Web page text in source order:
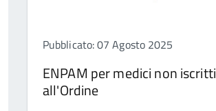
Pubblicato: 07 Agosto 2025
ENPAM per medici non iscritti
all'Ordine